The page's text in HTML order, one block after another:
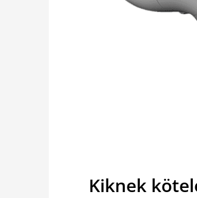
Kiknek